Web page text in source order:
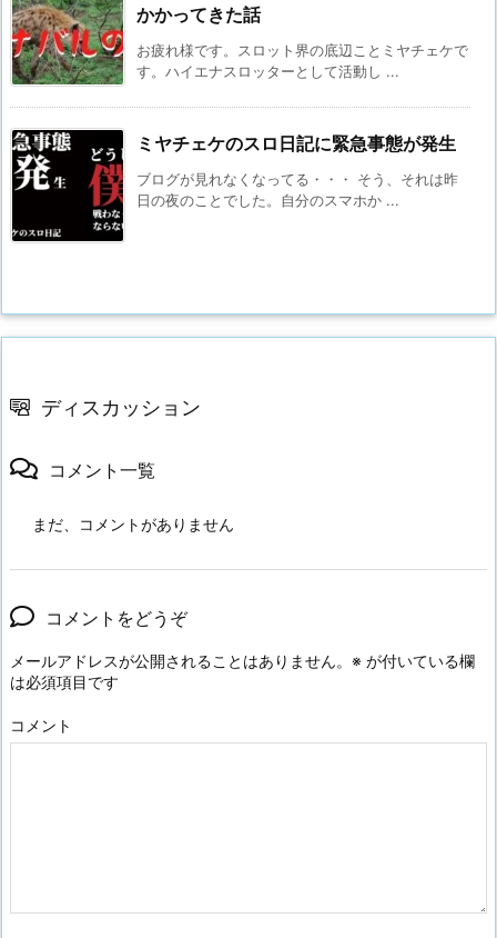
かかってきた話
お疲れ様です。スロット界の底辺ことミヤチェケで
す。ハイエナスロッターとして活動し ...
ミヤチェケのスロ日記に緊急事態が発生
ブログが見れなくなってる・・・ そう、それは昨
日の夜のことでした。自分のスマホか ...
ディスカッション
コメント一覧
まだ、コメントがありません
コメントをどうぞ
メールアドレスが公開されることはありません。 ※ が付いている欄
は必須項目です
コメント